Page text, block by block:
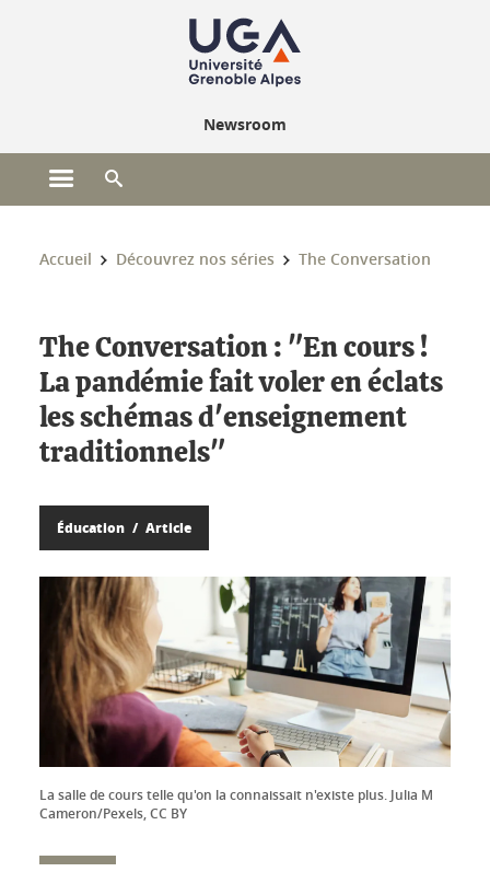
Newsroom
Ouvrir le menu principal
Vous êtes ici :
Accueil Découvrez nos séries The Conversation
The Conversation : "En cours !
La pandémie fait voler en éclats
les schémas d'enseignement
traditionnels"
Éducation Article
La salle de cours telle qu'on la connaissait n'existe plus. Julia M
Cameron/Pexels, CC BY